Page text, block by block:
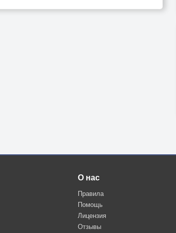
О нас
Правила
Помощь
Лицензия
Отзывы